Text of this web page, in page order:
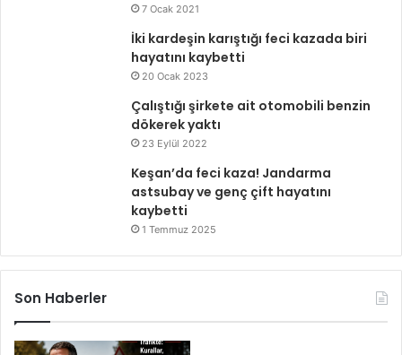
7 Ocak 2021
İki kardeşin karıştığı feci kazada biri
hayatını kaybetti
20 Ocak 2023
Çalıştığı şirkete ait otomobili benzin
dökerek yaktı
23 Eylül 2022
Keşan’da feci kaza! Jandarma
astsubay ve genç çift hayatını
kaybetti
1 Temmuz 2025
Son Haberler